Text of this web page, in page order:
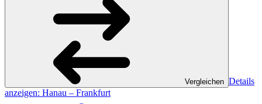
Vergleichen Details
anzeigen: Hanau – Frankfurt